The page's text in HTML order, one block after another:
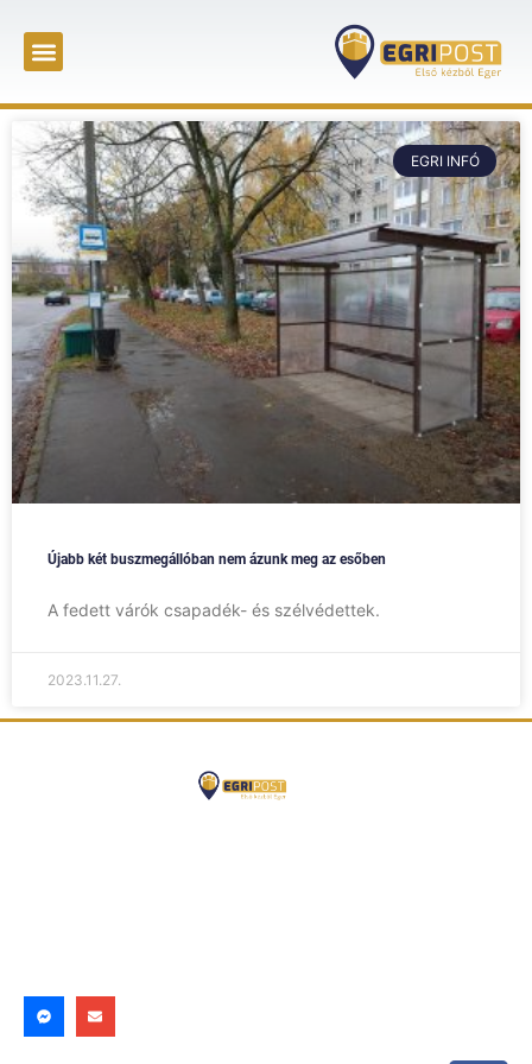
EGRI INFÓ
Újabb két buszmegállóban nem ázunk meg az esőben
A fedett várók csapadék- és szélvédettek.
2023.11.27.